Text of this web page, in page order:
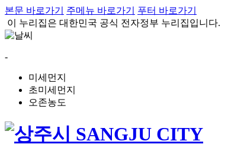
본문 바로가기 주메뉴 바로가기
푸터 바로가기
이 누리집은 대한민국 공식 전자정부 누리집입니다.
-
미세먼지
초미세먼지
오존농도